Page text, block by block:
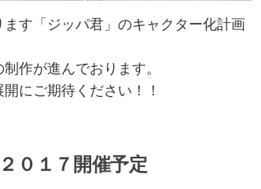
ター化計画② ジッパ君キャラクター化計画③
す「ジッパ君」のキャクター化計画
作が進んでおります。
にご期待ください！！
０１７開催予定